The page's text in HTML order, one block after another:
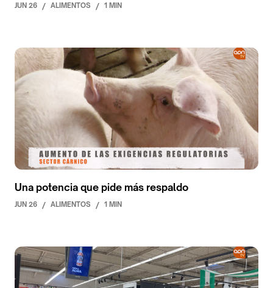
JUN 26 / ALIMENTOS / 1 MIN
Una potencia que pide más respaldo
JUN 26 / ALIMENTOS / 1 MIN